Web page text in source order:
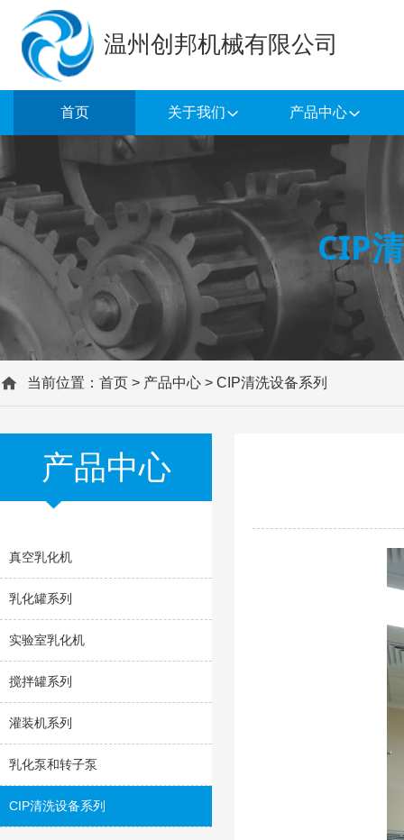
温州创邦机械有限公司
首页 关于我们 产品中心
CIP
当前位置： 首页 > 产品中心 > CIP清洗设备系列
产品中心
真空乳化机
乳化罐系列
实验室乳化机
搅拌罐系列
灌装机系列
乳化泵和转子泵
CIP清洗设备系列